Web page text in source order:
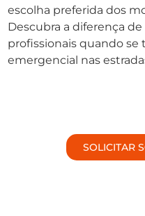
escolha preferida dos
Descubra a diferença
profissionais quando se
emergencial nas
SOLICITAR